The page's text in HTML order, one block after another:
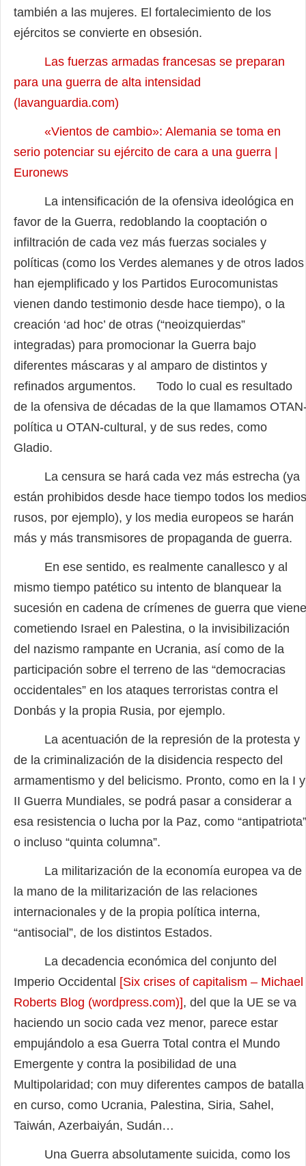
también a las mujeres. El fortalecimiento de los
ejércitos se convierte en obsesión.
Las fuerzas armadas francesas se preparan
para una guerra de alta intensidad
(lavanguardia.com)
«Vientos de cambio»: Alemania se toma en
serio potenciar su ejército de cara a una guerra |
Euronews
La intensificación de la ofensiva ideológica en
favor de la Guerra, redoblando la cooptación o
infiltración de cada vez más fuerzas sociales y
políticas (como los Verdes alemanes y de otros lados
han ejemplificado y los Partidos Eurocomunistas
vienen dando testimonio desde hace tiempo), o la
creación ‘ad hoc’ de otras (“neoizquierdas”
integradas) para promocionar la Guerra bajo
diferentes máscaras y al amparo de distintos y
refinados argumentos. Todo lo cual es resultado
de la ofensiva de décadas de la que llamamos
política u OTAN-cultural, y de sus redes, como
Gladio.
La censura se hará cada vez más estrecha (ya
están prohibidos desde hace tiempo todos los medios
rusos, por ejemplo), y los media europeos se harán
más y más transmisores de propaganda de guerra.
En ese sentido, es realmente canallesco y al
mismo tiempo patético su intento de blanquear la
sucesión en cadena de crímenes de guerra que viene
cometiendo Israel en Palestina, o la invisibilización
del nazismo rampante en Ucrania, así como de la
participación sobre el terreno de las “democracias
occidentales” en los ataques terroristas contra el
Donbás y la propia Rusia, por ejemplo.
La acentuación de la represión de la protesta y
de la criminalización de la disidencia respecto del
armamentismo y del belicismo. Pronto, como en la I y
II Guerra Mundiales, se podrá pasar a considerar a
esa resistencia o lucha por la Paz, como “antipatriota”
o incluso “quinta columna”.
La militarización de la economía europea va de
la mano de la militarización de las relaciones
internacionales y de la propia política interna,
“antisocial”, de los distintos Estados.
La decadencia económica del conjunto del
Imperio Occidental [Six crises of capitalism – Michael
Roberts Blog (wordpress.com)], del que la UE se va
haciendo un socio cada vez menor, parece estar
empujándolo a esa Guerra Total contra el Mundo
Emergente y contra la posibilidad de una
Multipolaridad; con muy diferentes campos de batalla
en curso, como Ucrania, Palestina, Siria, Sahel,
Taiwán, Azerbaiyán, Sudán…
Una Guerra absolutamente suicida, como los